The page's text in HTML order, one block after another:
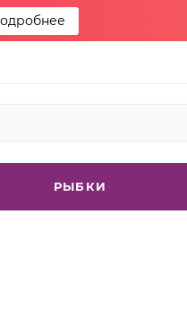
РЫБКИ